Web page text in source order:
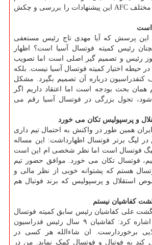
نمودند باید بخش های مختلف AFC این پیشنهادات را بررسی و چکش
است
این پرسش که آیا مهدی تاج رئیس مستعفی
رئیس کمیته فوتسال آسیا است؟ اظهار
رئیس و تصمیم گیر اصلی است اما تصویب
حیطه اختیار کمیته فوتسال آسیا نیست. بلکه
کنفدراسیون درباره آن تصمیم بگیرد. مشکل
همان بحث بودجه است اما اعتقاد داریم اگر
شود، تحول بزرگی در فوتسال آسیا رقم می
و پرسپولیس تکان می خورد
همین طور در واکنش به احتمال تیم داری
در لیگ برتر فوتسال اظهارداشت: این مساله
لیگ فوتسال است اما نظر شخصی ام این است
فوتسال تکان می خورد. موافق حضور تیم
هستم که پشتوانه خوبی از نظر مالی و
استقلال و پرسپولیس که برند فوتبال هم
کفاشیان نیستم
علی کفاشیان رئیس سابق کمیته فوتسال
به فدراسیون فوتبال اشاره کرد: کفاشیان ۹ سال رئیس فدراسیون
برخوردارست. ان شاءالله هر کسی در
کند به فوتبال و فوتسال کمک نماید. من در